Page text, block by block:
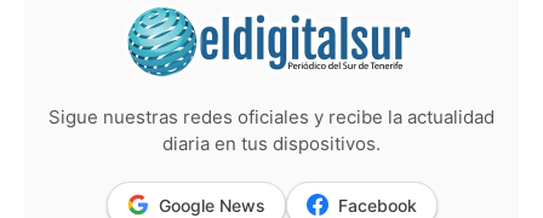
Sigue nuestras redes oficiales y recibe la actualidad
diaria en tus dispositivos.
Google News Facebook